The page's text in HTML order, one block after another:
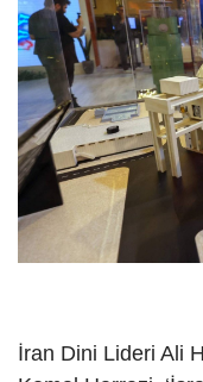
İran Dini Lideri Ali